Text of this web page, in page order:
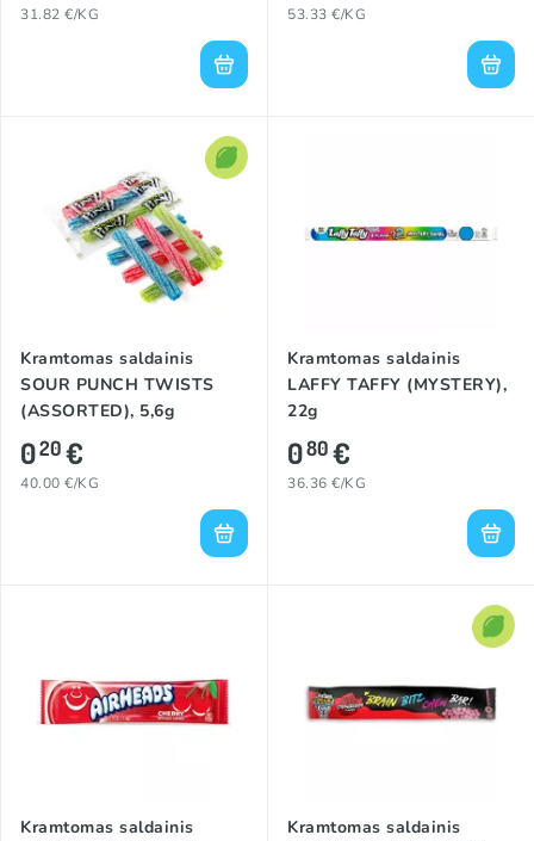
31.82 €/KG 53.33 €/KG
Kramtomas saldainis
SOUR PUNCH TWISTS
(ASSORTED), 5,6g
020€
40.00 €/KG
Kramtomas saldainis
LAFFY TAFFY (MYSTERY),
22g
080€
36.36 €/KG
Kramtomas saldainis
Kramtomas saldainis